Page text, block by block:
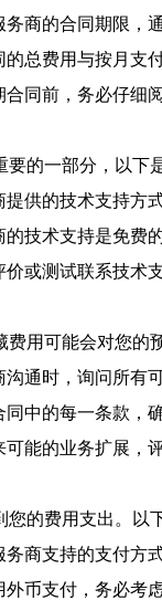
商的合同期限，
总费用与按月支
同前，务必仔细
的一部分，以下
供的技术支持方
技术支持是免费
或测试联系技术
用可能会对您的
通时，询问所有
中的每一条款，
能的业务扩展，
的费用支出。以
商支持的支付方
币支付，务必考